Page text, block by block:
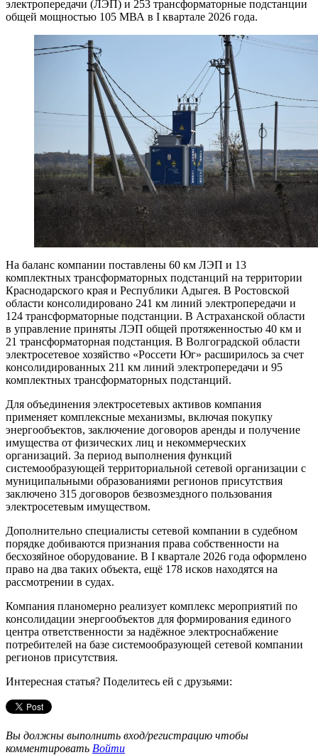
электропередачи (ЛЭП) и 253 трансформаторные подстанции
общей мощностью 105 МВА в I квартале 2026 года.
На баланс компании поставлены 60 км ЛЭП и 13
комплектных трансформаторных подстанций на территории
Краснодарского края и Республики Адыгея. В Ростовской
области консолидировано 241 км линий электропередачи и
124 трансформаторные подстанции. В Астраханской области
в управление приняты ЛЭП общей протяженностью 40 км и
21 трансформаторная подстанция. В Волгоградской области
электросетевое хозяйство «Россети Юг» расширилось за счет
консолидированных 211 км линий электропередачи и 95
комплектных трансформаторных подстанций.
Для объединения электросетевых активов компания
применяет комплексные механизмы, включая покупку
энергообъектов, заключение договоров аренды и получение
имущества от физических лиц и некоммерческих
организаций. За период выполнения функций
системообразующей территориальной сетевой организации с
муниципальными образованиями регионов присутствия
заключено 315 договоров безвозмездного пользования
электросетевым имуществом.
Дополнительно специалисты сетевой компании в судебном
порядке добиваются признания права собственности на
бесхозяйное оборудование. В I квартале 2026 года оформлено
право на два таких объекта, ещё 178 исков находятся на
рассмотрении в судах.
Компания планомерно реализует комплекс мероприятий по
консолидации энергообъектов для формирования единого
центра ответственности за надёжное электроснабжение
потребителей на базе системообразующей сетевой компании
регионов присутствия.
Интересная статья? Поделитесь ей с друзьями:
Вы должны выполнить вход/регистрацию чтобы
комментировать Войти